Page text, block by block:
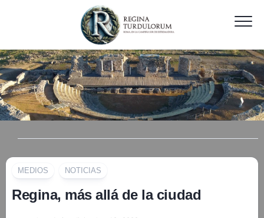
MEDIOS NOTICIAS
Regina, más allá de la ciudad